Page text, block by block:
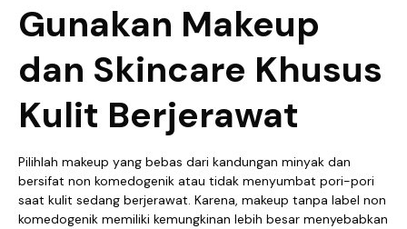
Gunakan Makeup
dan Skincare Khusus
Kulit Berjerawat
Pilihlah makeup yang bebas dari kandungan minyak dan
bersifat non komedogenik atau tidak menyumbat pori-pori
saat kulit sedang berjerawat. Karena, makeup tanpa label non
komedogenik memiliki kemungkinan lebih besar menyebabkan